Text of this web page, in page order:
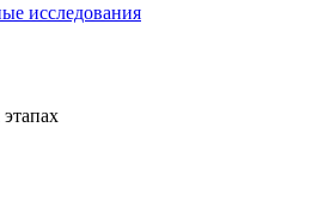
исследования